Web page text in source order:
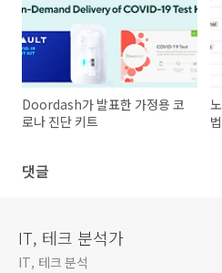
Doordash가 발표한 가정용 코
로나 진단 키트
법
댓글
IT, 테크 분석가
IT, 테크 분석